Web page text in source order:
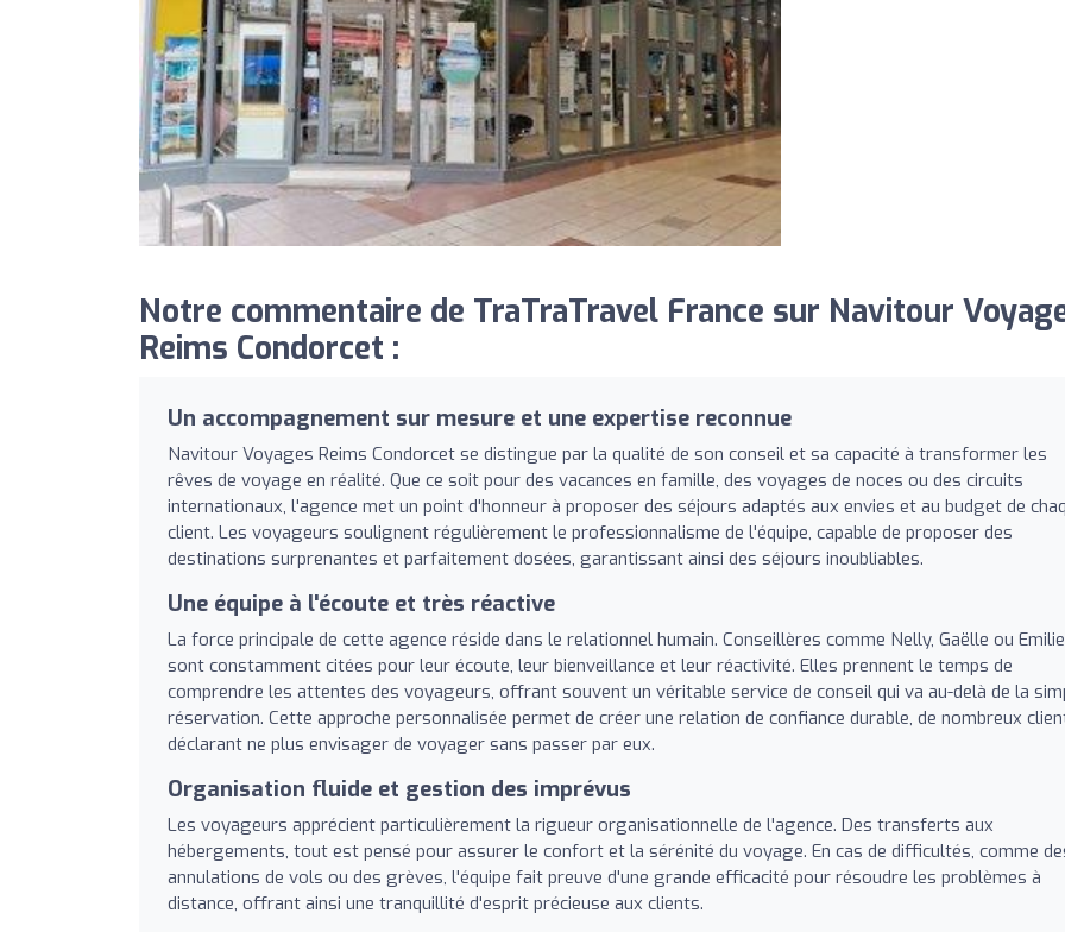
Notre commentaire de TraTraTravel France sur Navitour
Reims Condorcet :
Un accompagnement sur mesure et une expertise reconnue
Navitour Voyages Reims Condorcet se distingue par la qualité de son conseil et sa capacité à transformer les
rêves de voyage en réalité. Que ce soit pour des vacances en famille, des voyages de noces ou des circuits
internationaux, l'agence met un point d'honneur à proposer des séjours adaptés aux envies et au budget de
client. Les voyageurs soulignent régulièrement le professionnalisme de l'équipe, capable de proposer des
destinations surprenantes et parfaitement dosées, garantissant ainsi des séjours inoubliables.
Une équipe à l'écoute et très réactive
La force principale de cette agence réside dans le relationnel humain. Conseillères comme Nelly, Gaëlle ou Emilie
sont constamment citées pour leur écoute, leur bienveillance et leur réactivité. Elles prennent le temps de
comprendre les attentes des voyageurs, offrant souvent un véritable service de conseil qui va au-delà de la
réservation. Cette approche personnalisée permet de créer une relation de confiance durable, de nombreux
déclarant ne plus envisager de voyager sans passer par eux.
Organisation fluide et gestion des imprévus
Les voyageurs apprécient particulièrement la rigueur organisationnelle de l'agence. Des transferts aux
hébergements, tout est pensé pour assurer le confort et la sérénité du voyage. En cas de difficultés, comme
annulations de vols ou des grèves, l'équipe fait preuve d'une grande efficacité pour résoudre les problèmes à
distance, offrant ainsi une tranquillité d'esprit précieuse aux clients.